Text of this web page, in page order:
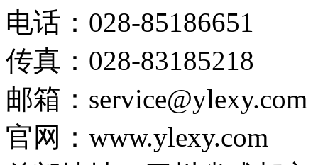
电话：028-85186651
传真：028-83185218
邮箱：service@ylexy.com
官网：www.ylexy.com